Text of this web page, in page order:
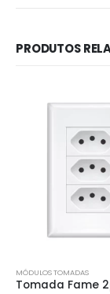
PRODUTOS
MÓDULOS TOMADAS